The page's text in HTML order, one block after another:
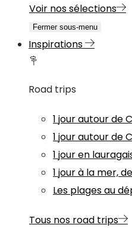
Voir nos sélections
Fermer sous-menu
Inspirations
Road trips
1 jour autour de
1 jour autour de
1 jour en
1 jour à la mer,
Les plages au
Tous nos road trips